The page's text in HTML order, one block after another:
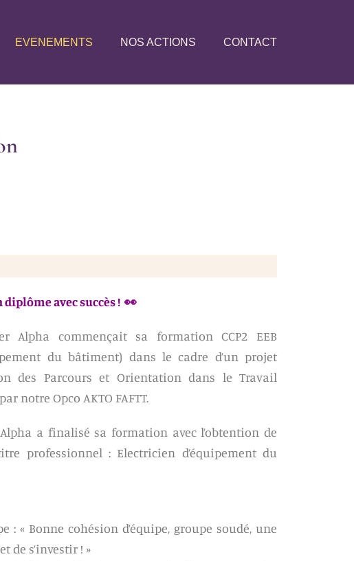
EVENEMENTS NOS ACTIONS CONTACT
diplôme avec succès ! 👀
Alpha commençait sa formation CCP2 EEB
du bâtiment) dans le cadre d’un projet
des Parcours et Orientation dans le Travail
notre Opco AKTO FAFTT.
a finalisé sa formation avec l’obtention de
professionnel : Electricien d’équipement du
: « Bonne cohésion d’équipe, groupe soudé, une
de s’investir ! »